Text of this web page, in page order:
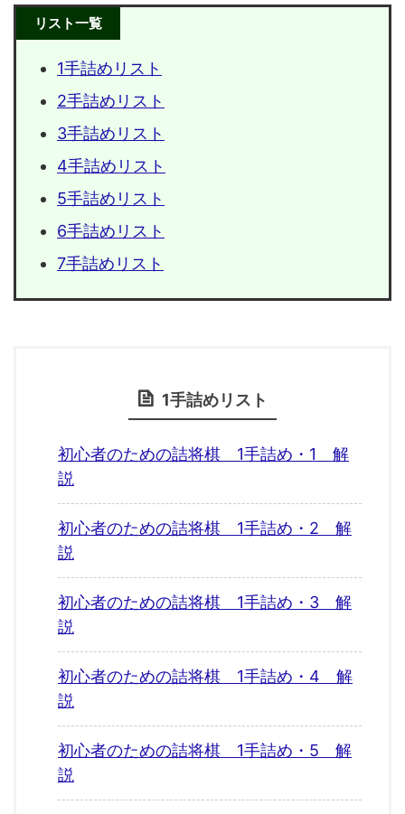
リスト一覧
1手詰めリスト
2手詰めリスト
3手詰めリスト
4手詰めリスト
5手詰めリスト
6手詰めリスト
7手詰めリスト
1手詰めリスト
初心者のための詰将棋 1手詰め・1 解
説
初心者のための詰将棋 1手詰め・2 解
説
初心者のための詰将棋 1手詰め・3 解
説
初心者のための詰将棋 1手詰め・4 解
説
初心者のための詰将棋 1手詰め・5 解
説